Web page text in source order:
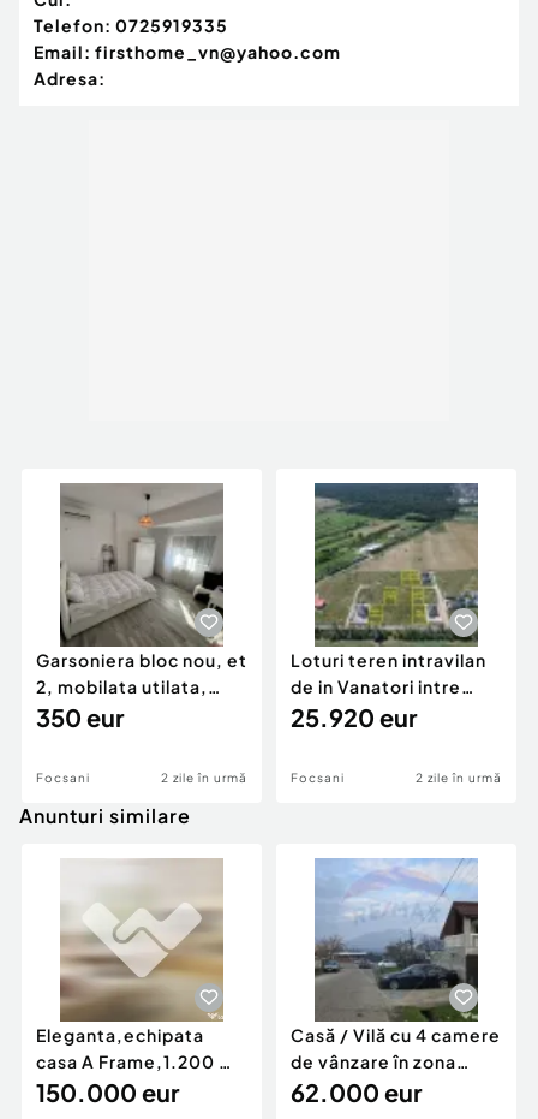
Telefon: 0725919335
Email: firsthome_vn@yahoo.com
Adresa:
Garsoniera bloc nou, et
2, mobilata utilata,
Scoala 2
350 eur
Focsani 2 zile în urmă
Loturi teren intravilan
de in Vanatori intre
576mp - 612mp
25.920 eur
Focsani 2 zile în urmă
Anunturi similare
Eleganta,echipata
casa A Frame,1.200 mp
teren,deschidere Pia
150.000 eur
Casă / Vilă cu 4 camere
de vânzare în zona
Periferie
62.000 eur